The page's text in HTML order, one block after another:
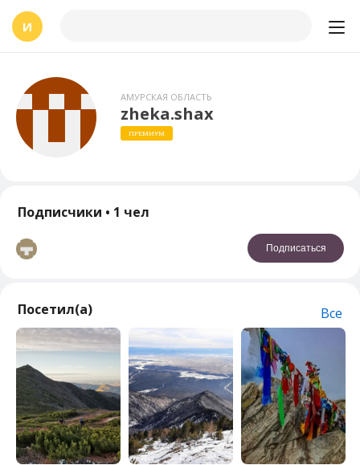
И
АМУРСКАЯ ОБЛАСТЬ
zheka.shax
ПРЕМИУМ
Подписчики • 1 чел
Подписаться
Посетил(а) Все